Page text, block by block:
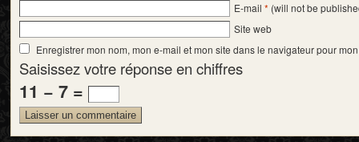
E-mail * (will not be
Site web
Enregistrer mon nom, mon e-mail et mon site dans le navigateur pour
Saisissez votre réponse en chiffres
11 − 7 =